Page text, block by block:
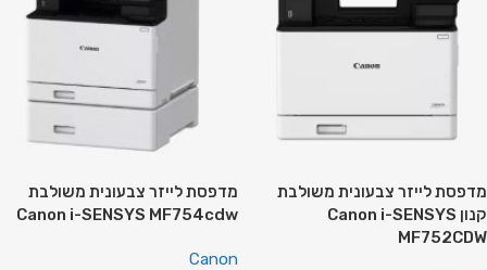
מדפסת ‏לייזר צבעונית משולבת
קנון Canon i-SENSYS
MF752CDW
מדפסת ‏לייזר צבעונית משולבת
Canon i-SENSYS MF754cdw
Canon